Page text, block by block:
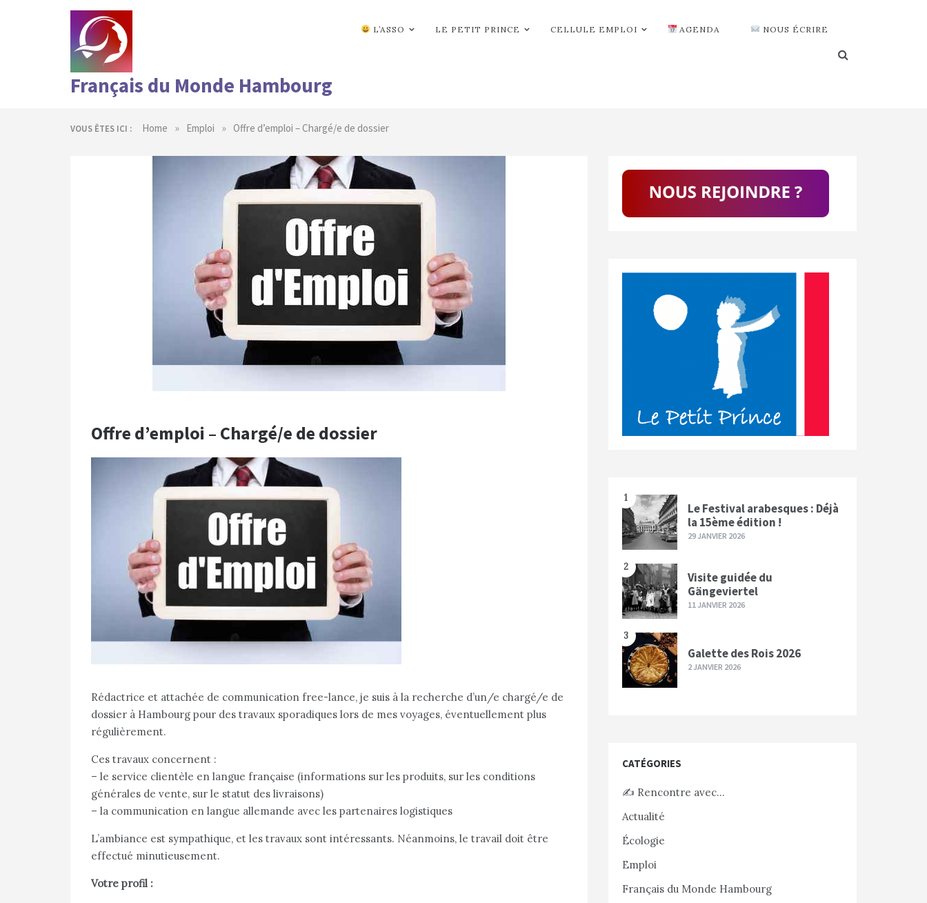
Français du Monde Hambourg
L’ASSO LE PETIT PRINCE CELLULE EMPLOI AGENDA NOUS ÉCRIRE
VOUS ÊTES ICI : Home » Emploi » Offre d’emploi – Chargé/e de dossier
Offre d’emploi – Chargé/e de dossier
Rédactrice et attachée de communication free-lance, je suis à la recherche d’un/e chargé/e de
dossier à Hambourg pour des travaux sporadiques lors de mes voyages, éventuellement plus
régulièrement.
Ces travaux concernent :
– le service clientèle en langue française (informations sur les produits, sur les conditions
générales de vente, sur le statut des livraisons)
– la communication en langue allemande avec les partenaires logistiques
L’ambiance est sympathique, et les travaux sont intéressants. Néanmoins, le travail doit être
effectué minutieusement.
Votre profil :
1
Le Festival arabesques : Déjà
la 15ème édition !
29 JANVIER 2026
2
Visite guidée du
Gängeviertel
11 JANVIER 2026
3
Galette des Rois 2026
2 JANVIER 2026
CATÉGORIES
✍️ Rencontre avec…
Actualité
Écologie
Emploi
Français du Monde Hambourg